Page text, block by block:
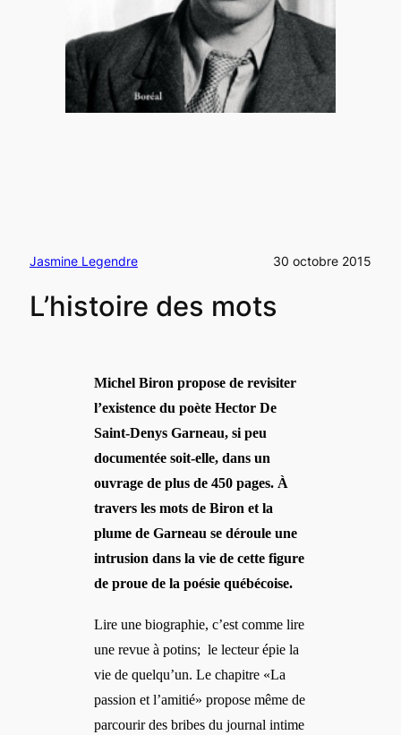
Jasmine Legendre 30 octobre 2015
L’histoire des mots
Michel Biron propose de revisiter
l’existence du poète Hector De
Saint-Denys Garneau, si peu
documentée soit-elle, dans un
ouvrage de plus de 450 pages. À
travers les mots de Biron et la
plume de Garneau se déroule une
intrusion dans la vie de cette figure
de proue de la poésie québécoise.
Lire une biographie, c’est comme lire
une revue à potins; le lecteur épie la
vie de quelqu’un. Le chapitre «La
passion et l’amitié» propose même de
parcourir des bribes du journal intime